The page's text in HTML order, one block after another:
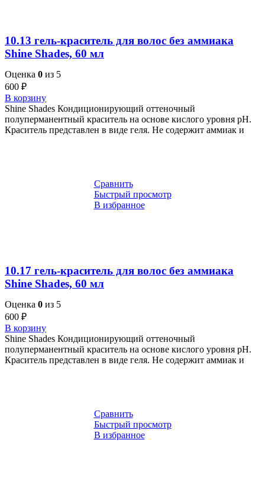
10.13 гель-краситель для волос без аммиака
Shine Shades, 60 мл
Оценка 0 из 5
600 ₽
В корзину
Shine Shades Кондиционирующий оттеночный
полуперманентный краситель на основе кислого уровня pH.
Краситель представлен в виде геля. Не содержит аммиак и
Сравнить
Быстрый просмотр
В избранное
10.17 гель-краситель для волос без аммиака
Shine Shades, 60 мл
Оценка 0 из 5
600 ₽
В корзину
Shine Shades Кондиционирующий оттеночный
полуперманентный краситель на основе кислого уровня pH.
Краситель представлен в виде геля. Не содержит аммиак и
Сравнить
Быстрый просмотр
В избранное